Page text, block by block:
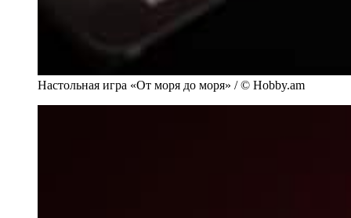
Настольная игра «От моря до моря» / © Hobby.am